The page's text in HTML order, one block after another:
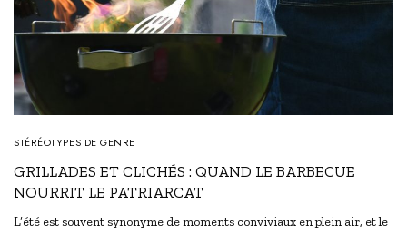
STÉRÉOTYPES DE GENRE
GRILLADES ET CLICHÉS : QUAND LE BARBECUE
NOURRIT LE PATRIARCAT
L’été est souvent synonyme de moments conviviaux en plein air, et le